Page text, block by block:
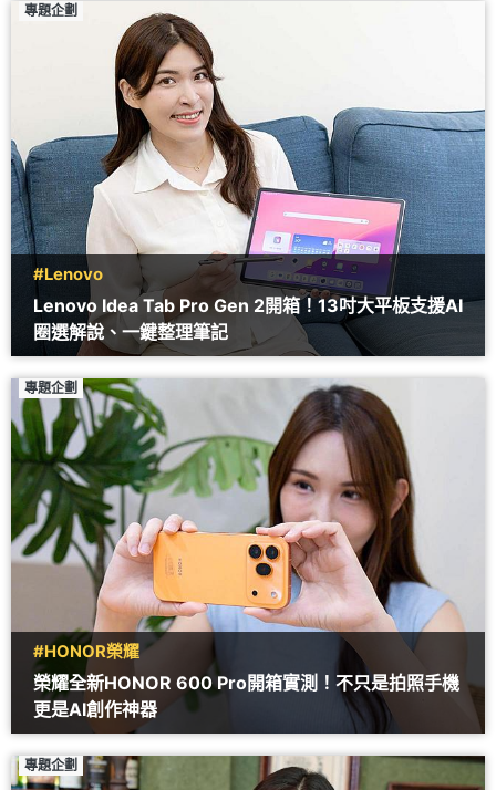
專題企劃
#Lenovo
Lenovo Idea Tab Pro Gen 2開箱！13吋大平板支援AI
圈選解說、一鍵整理筆記
專題企劃
#HONOR榮耀
榮耀全新HONOR 600 Pro開箱實測！不只是拍照手機
更是AI創作神器
專題企劃